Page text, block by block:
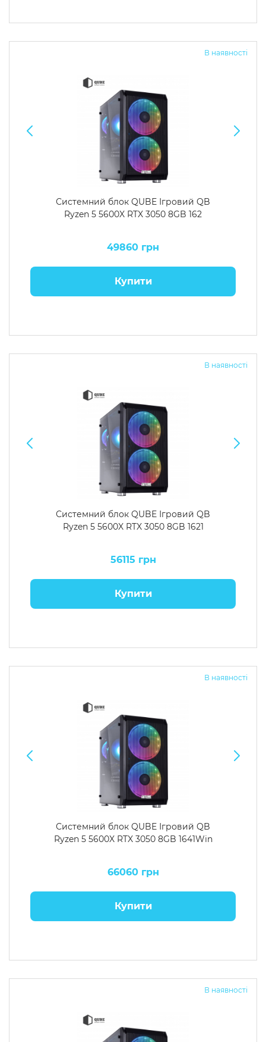
В наявності
Системний блок QUBE Ігровий QB
Ryzen 5 5600X RTX 3050 8GB 162
49860 грн
Купити
В наявності
Системний блок QUBE Ігровий QB
Ryzen 5 5600X RTX 3050 8GB 1621
56115 грн
Купити
В наявності
Системний блок QUBE Ігровий QB
Ryzen 5 5600X RTX 3050 8GB 1641Win
66060 грн
Купити
В наявності